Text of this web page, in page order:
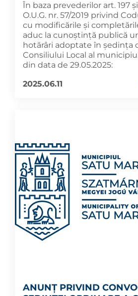
În baza prevederilor art. 197
O.U.G. nr. 57/2019 privind
cu modificările și
aduc la cunoştinţă publică
hotărâri adoptate în şedinţa
Consiliului Local al
din data de 29.05.2025:
2025.06.11
ANUNȚ PRIVIND